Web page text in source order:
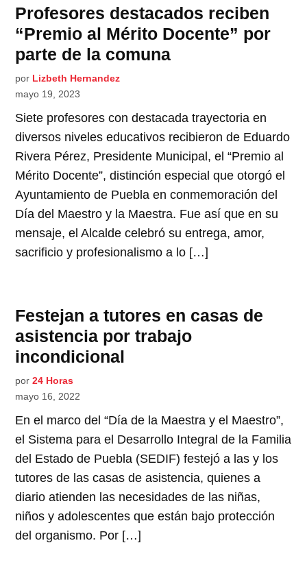
Profesores destacados reciben
“Premio al Mérito Docente” por
parte de la comuna
por Lizbeth Hernandez
mayo 19, 2023
Siete profesores con destacada trayectoria en
diversos niveles educativos recibieron de Eduardo
Rivera Pérez, Presidente Municipal, el “Premio al
Mérito Docente”, distinción especial que otorgó el
Ayuntamiento de Puebla en conmemoración del
Día del Maestro y la Maestra. Fue así que en su
mensaje, el Alcalde celebró su entrega, amor,
sacrificio y profesionalismo a lo […]
Festejan a tutores en casas de
asistencia por trabajo
incondicional
por 24 Horas
mayo 16, 2022
En el marco del “Día de la Maestra y el Maestro”,
el Sistema para el Desarrollo Integral de la Familia
del Estado de Puebla (SEDIF) festejó a las y los
tutores de las casas de asistencia, quienes a
diario atienden las necesidades de las niñas,
niños y adolescentes que están bajo protección
del organismo. Por […]